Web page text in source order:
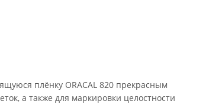
плёнку ORACAL 820 прекрасным
а также для маркировки целостности